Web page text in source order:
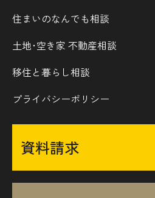
住まいのなんでも相談
土地･空き家 不動産相談
移住と暮らし相談
プライバシーポリシー
資料請求